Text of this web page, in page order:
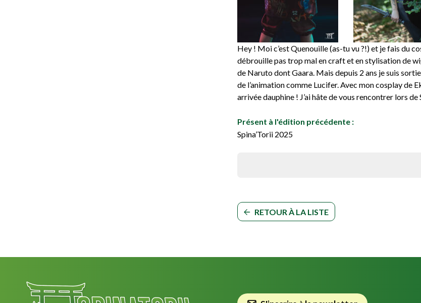
Hey ! Moi c’est Quenouille (as-tu vu ?!) et je fais du
débrouille pas trop mal en craft et en stylisation de
de Naruto dont Gaara. Mais depuis 2 ans je suis
de l’animation comme Lucifer. Avec mon cosplay de
arrivée dauphine ! J’ai hâte de vous rencontrer lors
Présent à l'édition précédente :
Spina’Torii 2025
RETOUR À LA LISTE